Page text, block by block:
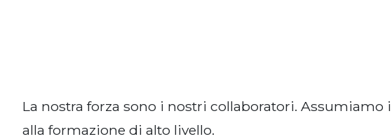
La nostra forza sono i nostri collaboratori.
alla formazione di alto livello.